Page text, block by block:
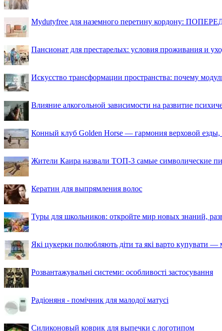
Mydutyfree для наземного перетину кордону:
Пансионат для престарелых: условия проживания и
Искусство трансформации пространства: почему
Влияние алкогольной зависимости на развитие
Конный клуб Golden Horse — гармония верховой езды,
Жители Каира назвали ТОП-3 самые символические
Кератин для выпрямления волос
Туры для школьников: откройте мир новых знаний,
Які цукерки полюбляють діти та які варто купувати —
Розвантажувальні системи: особливості застосування
Радіоняня - помічник для малодої матусі
Силиконовый коврик для выпечки с логотипом